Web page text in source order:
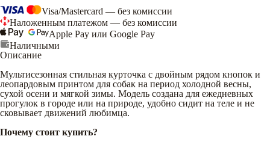
Visa/Mastercard — без комиссии
Наложенным платежом — без комиссии
Apple Pay или Google Pay
Наличными
Описание
Мультисезонная стильная курточка с двойным рядом кнопок и
леопардовым принтом для собак на период холодной весны,
сухой осени и мягкой зимы. Модель создана для ежедневных
прогулок в городе или на природе, удобно сидит на теле и не
сковывает движений любимца.
Почему стоит купить?